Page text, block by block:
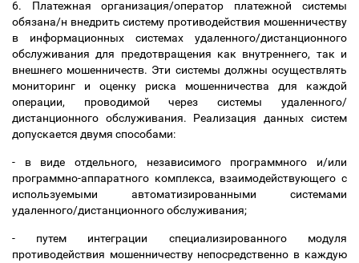
6. Платежная организация/оператор платежной системы
обязана/н внедрить систему противодействия мошенничеству
в информационных системах удаленного/дистанционного
обслуживания для предотвращения как внутреннего, так и
внешнего мошенничеств. Эти системы должны осуществлять
мониторинг и оценку риска мошенничества для каждой
операции, проводимой через системы удаленного/
дистанционного обслуживания. Реализация данных систем
допускается двумя способами:
- в виде отдельного, независимого программного и/или
программно-аппаратного комплекса, взаимодействующего с
используемыми автоматизированными системами
удаленного/дистанционного обслуживания;
- путем интеграции специализированного модуля
противодействия мошенничеству непосредственно в каждую